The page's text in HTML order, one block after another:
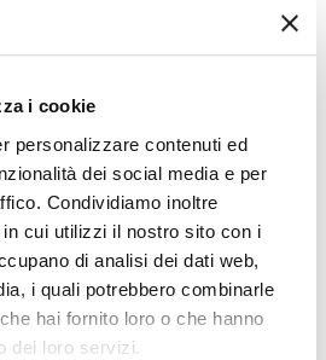
i cookie
personalizzare contenuti ed
dei social media e per
Condividiamo inoltre
cui utilizzi il nostro sito con i
di analisi dei dati web,
i quali potrebbero combinarle
hai fornito loro o che hanno
dei loro servizi.